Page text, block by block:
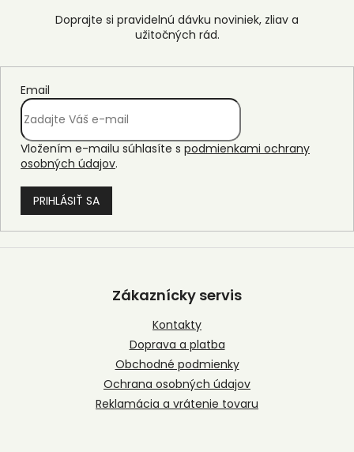
Email
Vložením e-mailu súhlasíte s podmienkami ochrany
osobných údajov.
PRIHLÁSIŤ SA
Z
Zákaznícky servis
Kontakty
Doprava a platba
Obchodné podmienky
Ochrana osobných údajov
Reklamácia a vrátenie tovaru